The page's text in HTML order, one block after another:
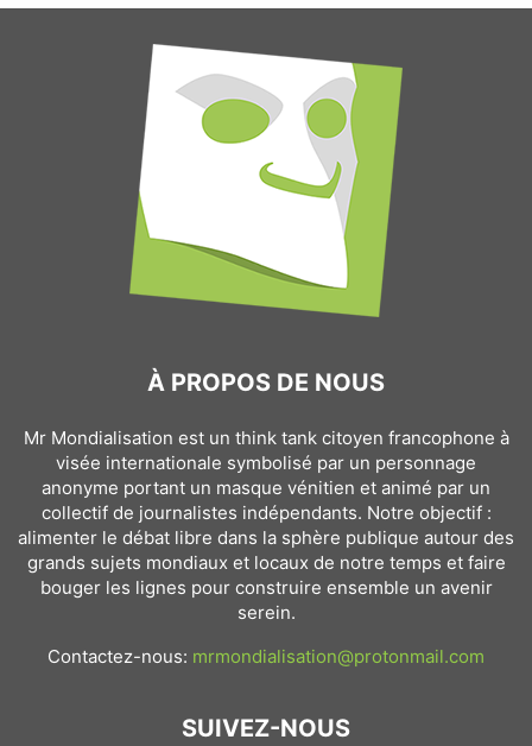
À PROPOS DE NOUS
Mr Mondialisation est un think tank citoyen francophone à
visée internationale symbolisé par un personnage
anonyme portant un masque vénitien et animé par un
collectif de journalistes indépendants. Notre objectif :
alimenter le débat libre dans la sphère publique autour des
grands sujets mondiaux et locaux de notre temps et faire
bouger les lignes pour construire ensemble un avenir
serein.
Contactez-nous: mrmondialisation@protonmail.com
SUIVEZ-NOUS